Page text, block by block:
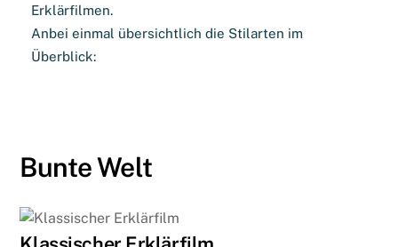
Erklärfilmen.
Anbei einmal übersichtlich die Stilarten im
Überblick:
Bunte Welt